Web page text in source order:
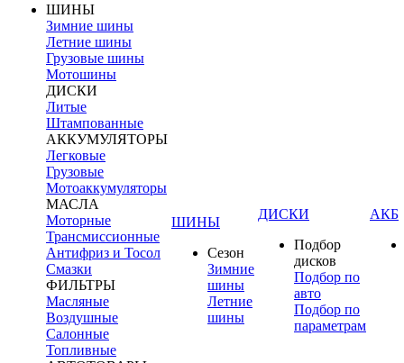
ШИНЫ
Зимние шины
Летние шины
Грузовые шины
Мотошины
ДИСКИ
Литые
Штампованные
АККУМУЛЯТОРЫ
Легковые
Грузовые
Мотоаккумуляторы
МАСЛА
Моторные
Трансмиссионные
Антифриз и Тосол
Смазки
ФИЛЬТРЫ
Масляные
Воздушные
Салонные
Топливные
ШИНЫ
Сезон
Зимние
шины
Летние
шины
ДИСКИ
Подбор
дисков
Подбор по
авто
Подбор по
параметрам
АКБ